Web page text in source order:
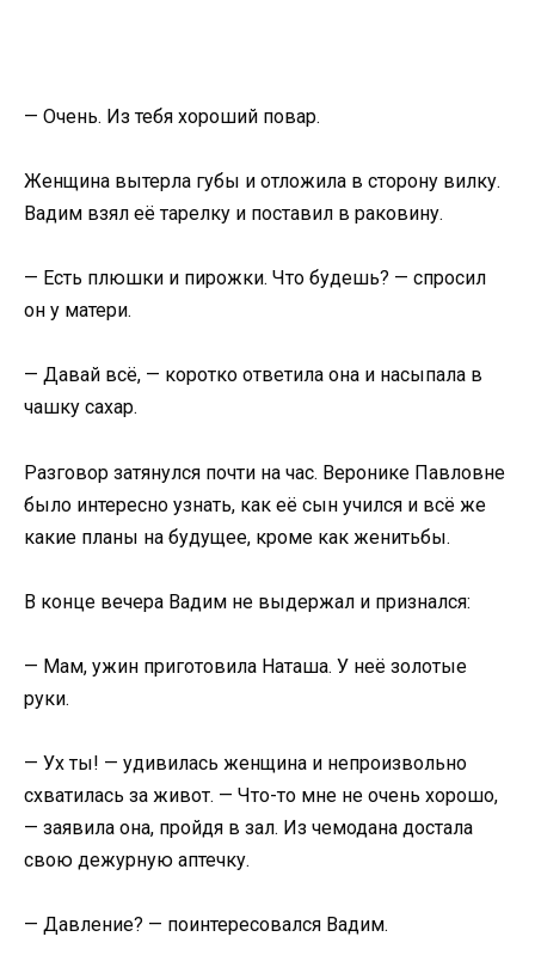
— Очень. Из тебя хороший повар.
Женщина вытерла губы и отложила в сторону вилку.
Вадим взял её тарелку и поставил в раковину.
— Есть плюшки и пирожки. Что будешь? — спросил
он у матери.
— Давай всё, — коротко ответила она и насыпала в
чашку сахар.
Разговор затянулся почти на час. Веронике Павловне
было интересно узнать, как её сын учился и всё же
какие планы на будущее, кроме как женитьбы.
В конце вечера Вадим не выдержал и признался:
— Мам, ужин приготовила Наташа. У неё золотые
руки.
— Ух ты! — удивилась женщина и непроизвольно
схватилась за живот. — Что-то мне не очень хорошо,
— заявила она, пройдя в зал. Из чемодана достала
свою дежурную аптечку.
— Давление? — поинтересовался Вадим.